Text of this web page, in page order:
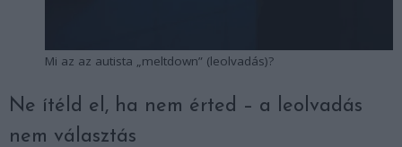
Mi az az autista „meltdown” (leolvadás)?
Ne ítéld el, ha nem érted – a leolvadás
nem választás